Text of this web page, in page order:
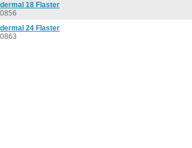
18 Flaster
24 Flaster